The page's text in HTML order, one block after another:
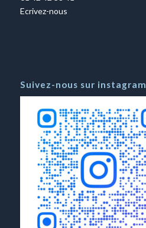
Ecrivez-nous
Suivez-nous sur instagram